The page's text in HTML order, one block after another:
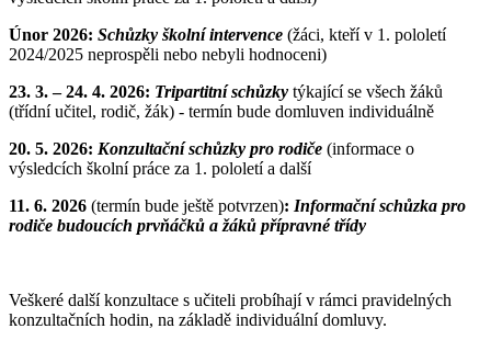
Únor 2026: Schůzky školní intervence (žáci, kteří v 1. pololetí
2024/2025 neprospěli nebo nebyli hodnoceni)
23. 3. – 24. 4. 2026: Tripartitní schůzky týkající se všech žáků
(třídní učitel, rodič, žák) - termín bude domluven individuálně
20. 5. 2026: Konzultační schůzky pro rodiče (informace o
výsledcích školní práce za 1. pololetí a další
11. 6. 2026 (termín bude ještě potvrzen): Informační schůzka pro
rodiče budoucích prvňáčků a žáků přípravné třídy
Veškeré další konzultace s učiteli probíhají v rámci pravidelných
konzultačních hodin, na základě individuální domluvy.